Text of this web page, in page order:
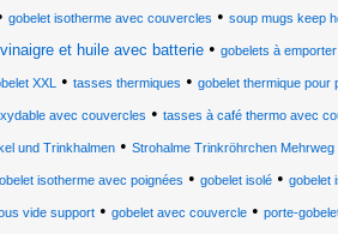
gobelet isotherme avec couvercles • soup mugs keep
et huile avec batterie • gobelets à
XXL • tasses thermiques • gobelet thermique pour
avec couvercles • tasses à café thermo avec
und Trinkhalmen • Strohalme Trinkröhrchen
isotherme avec poignées • gobelet isolé • gobelet
vide support• gobelet avec couvercle• porte-